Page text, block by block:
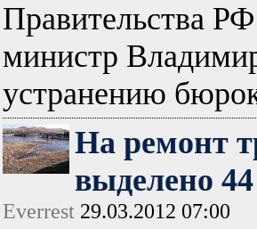
Правительства
министр
устранению
На ремонт
выделено
Everrest 29.03.2012 07:00